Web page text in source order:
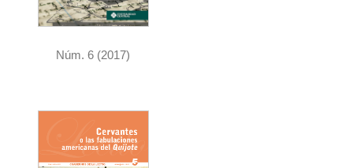
Núm. 6 (2017)